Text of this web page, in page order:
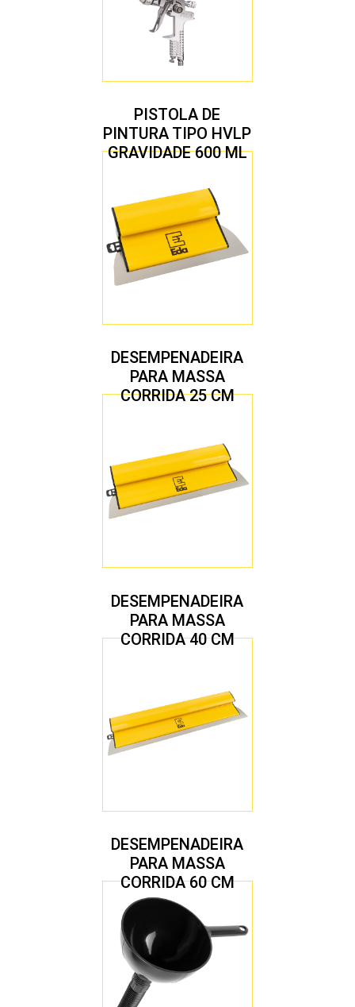
PISTOLA DE
PINTURA TIPO HVLP
GRAVIDADE 600 ML
1,7 MM
DESEMPENADEIRA
PARA MASSA
CORRIDA 25 CM
DESEMPENADEIRA
PARA MASSA
CORRIDA 40 CM
DESEMPENADEIRA
PARA MASSA
CORRIDA 60 CM